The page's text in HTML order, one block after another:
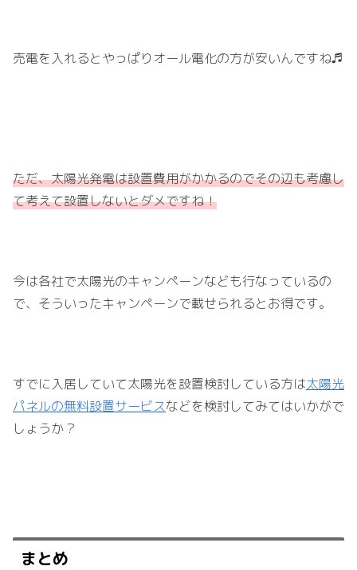
売電を入れるとやっぱりオール電化の方が安いんですね♬
ただ、太陽光発電は設置費用がかかるのでその辺も考慮し
て考えて設置しないとダメですね！
今は各社で太陽光のキャンペーンなども行なっているの
で、そういったキャンペーンで載せられるとお得です。
すでに入居していて太陽光を設置検討している方は太陽光
パネルの無料設置サービスなどを検討してみてはいかがで
しょうか？
まとめ